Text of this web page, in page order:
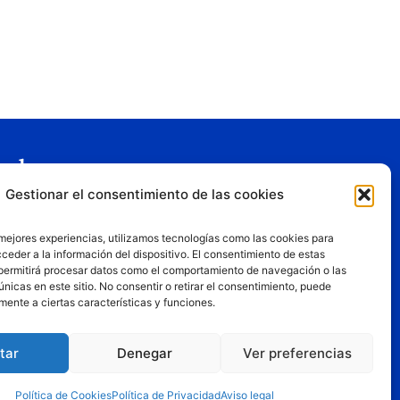
Gestionar el consentimiento de las cookies
experiencias, utilizamos tecnologías como las cookies para
a la información del dispositivo. El consentimiento de estas
procesar datos como el comportamiento de navegación o las
en este sitio. No consentir o retirar el consentimiento, puede
a ciertas características y funciones.
Denegar Ver preferencias
Política de CookiesPolítica de PrivacidadAviso legal
de privacidad
de cookies
de uso
los puntos de vista y las opiniones expresadas son